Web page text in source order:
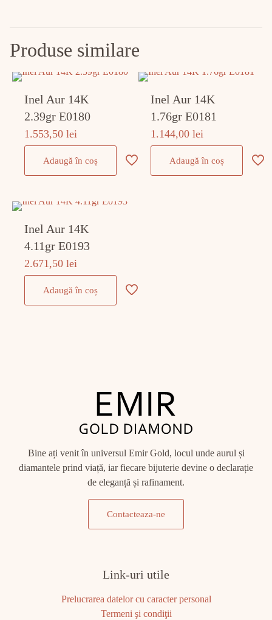
Produse similare
Inel Aur 14K
2.39gr E0180
1.553,50lei
Adaugă în coș
Inel Aur 14K
1.76gr E0181
1.144,00lei
Adaugă în coș
Inel Aur 14K
4.11gr E0193
2.671,50lei
Adaugă în coș
Bine ați venit în universul Emir Gold, locul unde aurul și
diamantele prind viață, iar fiecare bijuterie devine o declarație
de eleganță și rafinament.
Contacteaza-ne
Link-uri utile
Prelucrarea datelor cu caracter personal
Termeni şi condiţii